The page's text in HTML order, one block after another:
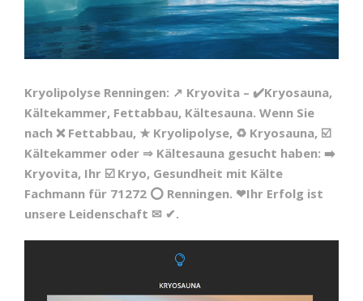
Kryolipolyse Renningen: ↗️ Kryovita – ✔️Kryosauna,
Kältekammer, Fettabbau, Kältesauna. Wenn Sie
nach ❌ Fettabbau, ★ Kryolipolyse, ♻ Kryosauna, ☑️
Kältekammer oder ⇒ Kältesauna gesucht haben: ➡️
Kryovita, Ihr ☑️ Kryo, Gesundheit mit Kälte
Fachmann für 71272 ⭕ Renningen. ❤Ihr Erfolg ist
unsere Leidenschaft ✉ ✔.